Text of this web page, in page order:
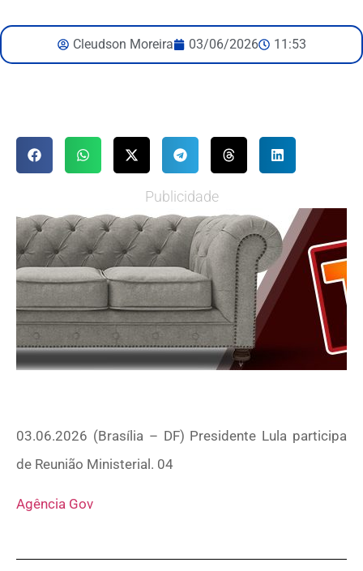
Cleudson Moreira 03/06/2026 11:53
Publicidade
03.06.2026 (Brasília – DF) Presidente Lula participa
de Reunião Ministerial. 04
Agência Gov